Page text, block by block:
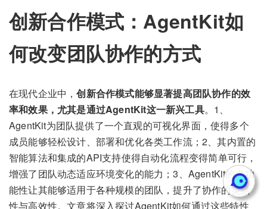
创新合作模式：AgentKit如
何改变团队协作的方式
在现代企业中，创新合作模式能够显著提高团队协作的效
率和效果，尤其是通过AgentKit这一新兴工具。1、
AgentKit为团队提供了一个直观的可视化界面，使得多个
成员能够轻松设计、部署和优化各类工作流；2、其内置的
智能算法和集成的API支持使得自动化流程变得简单可行，
增强了团队动态适应环境变化的能力；3、AgentKit的多功
能性让其能够适用于各种规模的团队，提升了协作的灵活
性与高效性。文章将深入探讨AgentKit如何通过这些特性